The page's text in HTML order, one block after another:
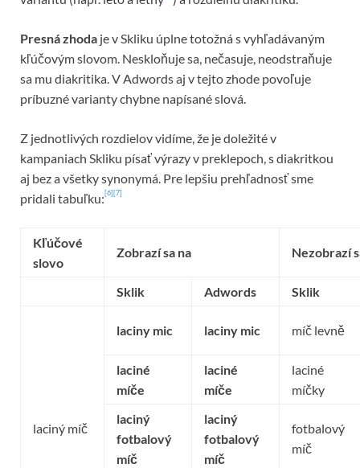
Presná zhoda je v Skliku úplne totožná s vyhľadávaným
kľúčovým slovom. Neskloňuje sa, nečasuje, neodstraňuje
sa mu diakritika. V Adwords aj v tejto zhode povoľuje
príbuzné varianty chybne napísané slová.
Z jednotlivých rozdielov vidíme, že je doležité v
kampaniach Skliku písať výrazy v preklepoch, s diakritkou
aj bez a všetky synonymá. Pre lepšiu prehľadnosť sme
pridali tabuľku:[6][7]
Kľúčové
slovo
Zobrazí sa na Nezobrazí
Sklik Adwords Sklik
laciný míč
laciny mic laciny mic míč levně
laciné
míče
laciné
míče
laciné
míčky
laciný
fotbalový
míč
laciný
fotbalový
míč
fotbalový
míč